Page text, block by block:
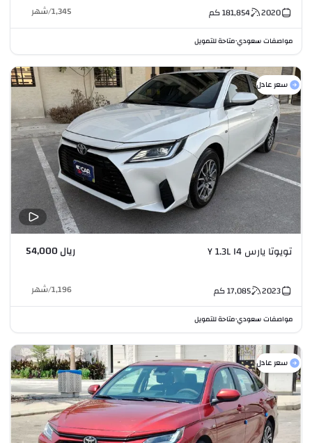
2020
181,854كم 1,345
/شهر
مواصفات سعودي•متاحة للتمويل
سعر عادل
تويوتا يارس Y 1.3L I4 ريال 54,000
2023
17,085كم 1,196
/شهر
مواصفات سعودي•متاحة للتمويل
سعر عادل